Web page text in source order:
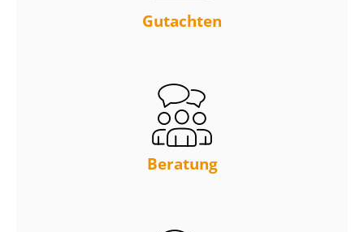
Gutachten
Beratung